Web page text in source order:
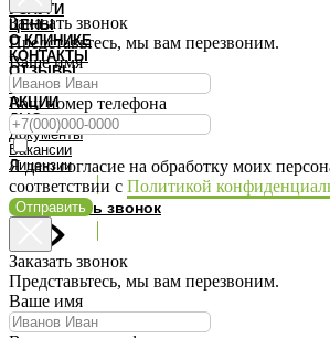
УСЛУГИ
ЦЕНЫ
О КЛИНИКЕ
КОНТАКТЫ
ОТЗЫВЫ
ВРАЧИ
АКЦИИ
ДМС
Документы
Вакансии
Лицензии
Заказать звонок
Заказать звонок
Представьтесь, мы вам перезвоним.
Ваше имя
Ваш номер телефона
Я даю согласие на обработку моих
соответствии с Политикой
Отправить
Заказать звонок
Представьтесь, мы вам перезвоним.
Ваше имя